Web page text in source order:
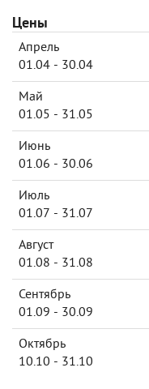
Цены
Апрель
01.04 - 30.04
Май
01.05 - 31.05
Июнь
01.06 - 30.06
Июль
01.07 - 31.07
Август
01.08 - 31.08
Сентябрь
01.09 - 30.09
Октябрь
10.10 - 31.10